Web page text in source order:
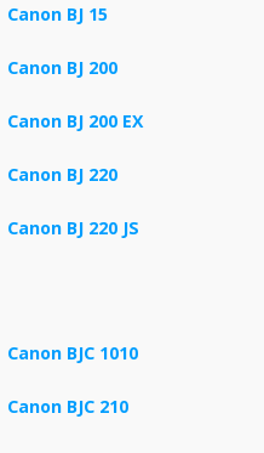
Canon BJ 15
Canon BJ 200
Canon BJ 200 EX
Canon BJ 220
Canon BJ 220 JS
Canon BJC 1010
Canon BJC 210